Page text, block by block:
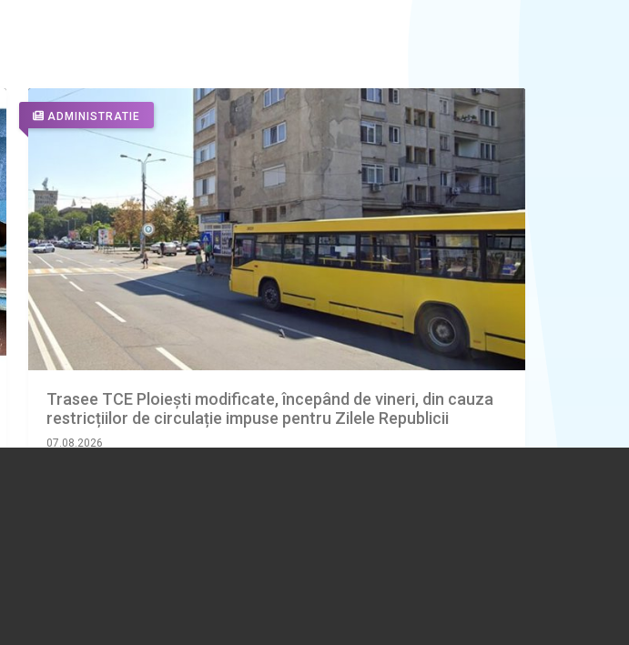
ADMINISTRATIE
Trasee TCE Ploiești modificate, începând de vineri, din cauza
restricțiilor de circulație impuse pentru Zilele Republicii
07.08.2026